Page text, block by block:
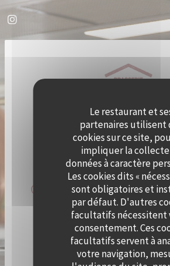
Personnalisation de vos choix en matière de
Le restaurant et
partenaires utilisent
cookies sur ce site,
impliquer la
données à caractère
Les cookies dits «
sont obligatoires et
par défaut. D'autres
facultatifs nécessitent
consentement. Ces
facultatifs servent à
votre navigation,
Instagram ((ouvre une nouvelle
QUAI OUEST DEVIENT
LE TEMPS D'UN
LE CHEF ALEXY ALGAR-DENOS
OUEST LE TEMPS D’UN